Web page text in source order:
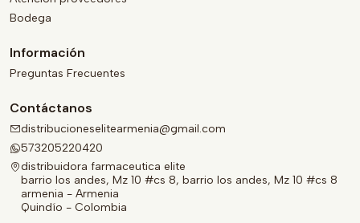
Bodega
Información
Preguntas Frecuentes
Contáctanos
distribucioneselitearmenia@gmail.com
573205220420
distribuidora farmaceutica elite
barrio los andes, Mz 10 #cs 8, barrio los andes, Mz 10 #cs 8
armenia - Armenia
Quindío - Colombia